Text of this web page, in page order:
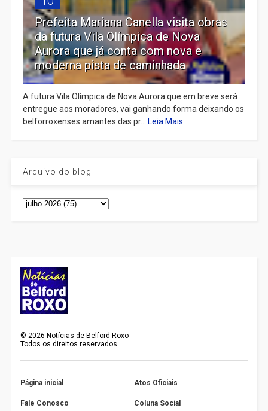
Prefeita Mariana Canella visita obras
da futura Vila Olímpica de Nova
Aurora que já conta com nova e
moderna pista de caminhada
A futura Vila Olímpica de Nova Aurora que em breve será
entregue aos moradores, vai ganhando forma deixando os
belforroxenses amantes das pr...
Leia Mais
Arquivo do blog
©2026 Notícias de Belford Roxo
Todos os direitos reservados.
Página inicial Atos Oficiais
Fale Conosco Coluna Social